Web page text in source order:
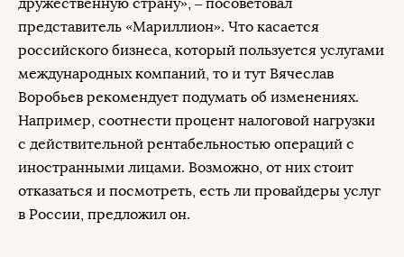
представитель «Мариллион». Что касается
российского бизнеса, который пользуется услугами
международных компаний, то и тут Вячеслав
Воробьев рекомендует подумать об изменениях.
Например, соотнести процент налоговой нагрузки
с действительной рентабельностью операций с
иностранными лицами. Возможно, от них стоит
отказаться и посмотреть, есть ли провайдеры услуг
в России, предложил он.